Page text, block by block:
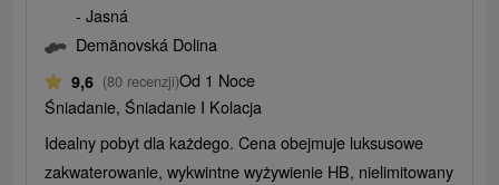
- Jasná
Demänovská Dolina
9,6 (80 recenzji)Od 1 Noce
Śniadanie, Śniadanie I Kolacja
Idealny pobyt dla każdego. Cena obejmuje luksusowe
zakwaterowanie, wykwintne wyżywienie HB, nielimitowany